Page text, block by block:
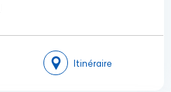
Itinéraire